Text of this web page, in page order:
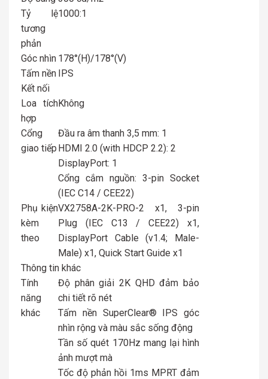
Tỷ lệ
tương
phản
1000:1
Góc nhìn 178°(H)/178°(V)
Tấm nền IPS
Kết nối
Loa tích
hợp
Không
Cổng
giao tiếp
Đầu ra âm thanh 3,5 mm: 1
HDMI 2.0 (with HDCP 2.2): 2
DisplayPort: 1
Cổng cắm nguồn: 3-pin Socket
(IEC C14 / CEE22)
Phụ kiện
kèm
theo
VX2758A-2K-PRO-2 x1, 3-pin
Plug (IEC C13 / CEE22) x1,
DisplayPort Cable (v1.4; Male-
Male) x1, Quick Start Guide x1
Thông tin khác
Tính
năng
khác
Độ phân giải 2K QHD đảm bảo
chi tiết rõ nét​
Tấm nền SuperClear® IPS góc
nhìn rộng và màu sắc sống động
Tần số quét 170Hz mang lại hình
ảnh mượt mà
Tốc độ phản hồi 1ms MPRT đảm